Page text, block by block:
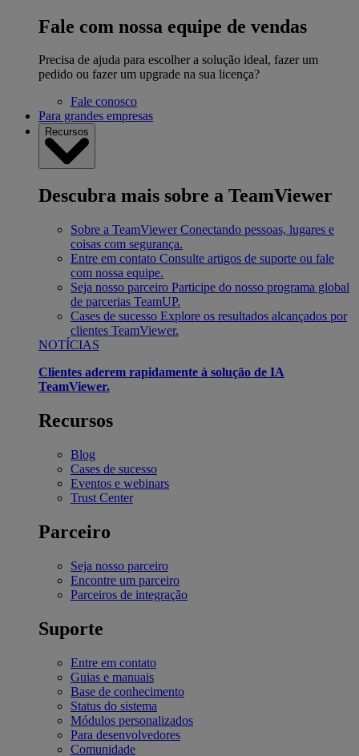
Fale com nossa equipe de vendas
Precisa de ajuda para escolher a solução ideal, fazer um
pedido ou fazer um upgrade na sua licença?
Fale conosco
Para grandes empresas
Recursos
Descubra mais sobre a TeamViewer
Sobre a TeamViewer Conectando pessoas, lugares e
coisas com segurança.
Entre em contato Consulte artigos de suporte ou fale
com nossa equipe.
Seja nosso parceiro Participe do nosso programa global
de parcerias TeamUP.
Cases de sucesso Explore os resultados alcançados por
clientes TeamViewer.
NOTÍCIAS
Clientes aderem rapidamente à solução de IA
TeamViewer.
Recursos
Blog
Cases de sucesso
Eventos e webinars
Trust Center
Parceiro
Seja nosso parceiro
Encontre um parceiro
Parceiros de integração
Suporte
Entre em contato
Guias e manuais
Base de conhecimento
Status do sistema
Módulos personalizados
Para desenvolvedores
Comunidade